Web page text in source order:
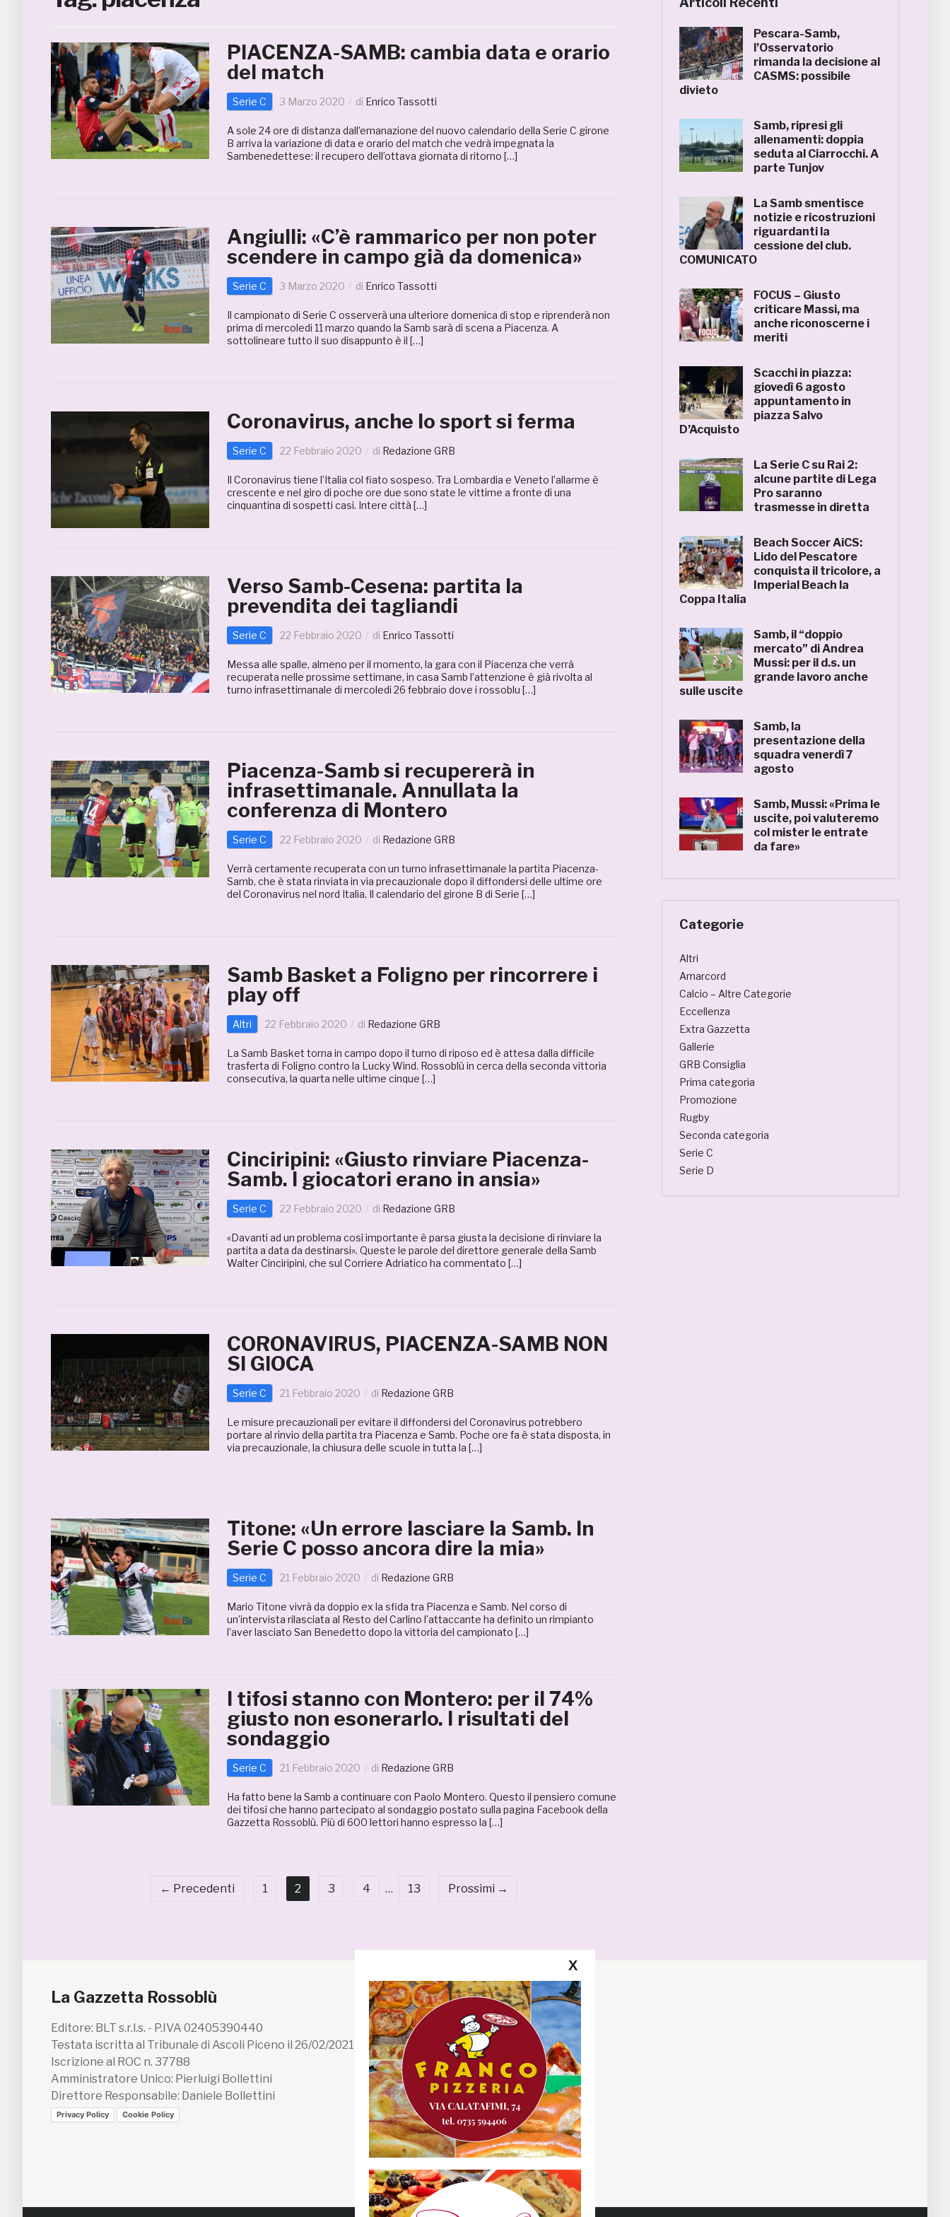
PIACENZA-SAMB: cambia data e orario
del match
Serie C 3 Marzo 2020 di Enrico Tassotti
A sole 24 ore di distanza dall’emanazione del nuovo calendario della Serie C girone
B arriva la variazione di data e orario del match che vedrà impegnata la
Sambenedettese: il recupero dell’ottava giornata di ritorno […]
Angiulli: «C’è rammarico per non poter
scendere in campo già da domenica»
Serie C 3 Marzo 2020 di Enrico Tassotti
Il campionato di Serie C osserverà una ulteriore domenica di stop e riprenderà non
prima di mercoledi 11 marzo quando la Samb sarà di scena a Piacenza. A
sottolineare tutto il suo disappunto è il […]
Coronavirus, anche lo sport si ferma
Serie C 22 Febbraio 2020 di Redazione GRB
Il Coronavirus tiene l’Italia col fiato sospeso. Tra Lombardia e Veneto l’allarme è
crescente e nel giro di poche ore due sono state le vittime a fronte di una
cinquantina di sospetti casi. Intere città […]
Verso Samb-Cesena: partita la
prevendita dei tagliandi
Serie C 22 Febbraio 2020 di Enrico Tassotti
Messa alle spalle, almeno per il momento, la gara con il Piacenza che verrà
recuperata nelle prossime settimane, in casa Samb l’attenzione è già rivolta al
turno infrasettimanale di mercoledi 26 febbraio dove i rossoblu […]
Piacenza-Samb si recupererà in
infrasettimanale. Annullata la
conferenza di Montero
Serie C 22 Febbraio 2020 di Redazione GRB
Verrà certamente recuperata con un turno infrasettimanale la partita Piacenza-
Samb, che è stata rinviata in via precauzionale dopo il diffondersi delle ultime ore
del Coronavirus nel nord Italia. Il calendario del girone B di Serie […]
Samb Basket a Foligno per rincorrere i
play off
Altri 22 Febbraio 2020 di Redazione GRB
La Samb Basket torna in campo dopo il turno di riposo ed è attesa dalla difficile
trasferta di Foligno contro la Lucky Wind. Rossoblù in cerca della seconda vittoria
consecutiva, la quarta nelle ultime cinque […]
Cinciripini: «Giusto rinviare Piacenza-
Samb. I giocatori erano in ansia»
Serie C 22 Febbraio 2020 di Redazione GRB
«Davanti ad un problema così importante è parsa giusta la decisione di rinviare la
partita a data da destinarsi». Queste le parole del direttore generale della Samb
Walter Cinciripini, che sul Corriere Adriatico ha commentato […]
CORONAVIRUS, PIACENZA-SAMB NON
SI GIOCA
Serie C 21 Febbraio 2020 di Redazione GRB
Le misure precauzionali per evitare il diffondersi del Coronavirus potrebbero
portare al rinvio della partita tra Piacenza e Samb. Poche ore fa è stata disposta, in
via precauzionale, la chiusura delle scuole in tutta la […]
Titone: «Un errore lasciare la Samb. In
Serie C posso ancora dire la mia»
Serie C 21 Febbraio 2020 di Redazione GRB
Mario Titone vivrà da doppio ex la sfida tra Piacenza e Samb. Nel corso di
un’intervista rilasciata al Resto del Carlino l’attaccante ha definito un rimpianto
l’aver lasciato San Benedetto dopo la vittoria del campionato […]
I tifosi stanno con Montero: per il 74%
giusto non esonerarlo. I risultati del
sondaggio
Serie C 21 Febbraio 2020 di Redazione GRB
Ha fatto bene la Samb a continuare con Paolo Montero. Questo il pensiero comune
dei tifosi che hanno partecipato al sondaggio postato sulla pagina Facebook della
Gazzetta Rossoblù. Più di 600 lettori hanno espresso la […]
← Precedenti 1 2 3 4 … 13 Prossimi →
Pescara-Samb,
l’Osservatorio
rimanda la decisione al
CASMS: possibile
divieto
Samb, ripresi gli
allenamenti: doppia
seduta al Ciarrocchi. A
parte Tunjov
La Samb smentisce
notizie e ricostruzioni
riguardanti la
cessione del club.
COMUNICATO
FOCUS – Giusto
criticare Massi, ma
anche riconoscerne i
meriti
Scacchi in piazza:
giovedì 6 agosto
appuntamento in
piazza Salvo
D’Acquisto
La Serie C su Rai 2:
alcune partite di Lega
Pro saranno
trasmesse in diretta
Beach Soccer AiCS:
Lido del Pescatore
conquista il tricolore, a
Imperial Beach la
Coppa Italia
Samb, il “doppio
mercato” di Andrea
Mussi: per il d.s. un
grande lavoro anche
sulle uscite
Samb, la
presentazione della
squadra venerdì 7
agosto
Samb, Mussi: «Prima le
uscite, poi valuteremo
col mister le entrate
da fare»
Categorie
Altri
Amarcord
Calcio – Altre Categorie
Eccellenza
Extra Gazzetta
Gallerie
GRB Consiglia
Prima categoria
Promozione
Rugby
Seconda categoria
Serie C
Serie D
La Gazzetta Rossoblù
Editore: BLT s.r.l.s. - P.IVA 02405390440
Testata iscritta al Tribunale di Ascoli Piceno il 26/02/2021 n. 199/2021
Iscrizione al ROC n. 37788
Amministratore Unico: Pierluigi Bollettini
Direttore Responsabile: Daniele Bollettini
Privacy Policy Cookie Policy
Segui la GRB
Facebook
Instagram
Twitter
Youtube
X